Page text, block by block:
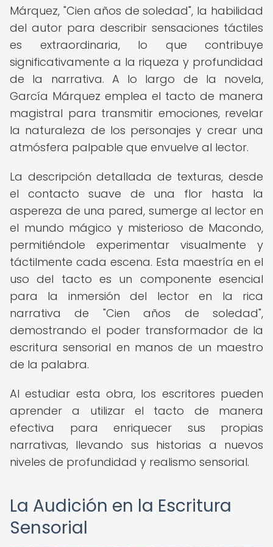
Márquez, "Cien años de soledad", la habilidad
del autor para describir sensaciones táctiles
es extraordinaria, lo que contribuye
significativamente a la riqueza y profundidad
de la narrativa. A lo largo de la novela,
García Márquez emplea el tacto de manera
magistral para transmitir emociones, revelar
la naturaleza de los personajes y crear una
atmósfera palpable que envuelve al lector.
La descripción detallada de texturas, desde
el contacto suave de una flor hasta la
aspereza de una pared, sumerge al lector en
el mundo mágico y misterioso de Macondo,
permitiéndole experimentar visualmente y
táctilmente cada escena. Esta maestría en el
uso del tacto es un componente esencial
para la inmersión del lector en la rica
narrativa de "Cien años de soledad",
demostrando el poder transformador de la
escritura sensorial en manos de un maestro
de la palabra.
Al estudiar esta obra, los escritores pueden
aprender a utilizar el tacto de manera
efectiva para enriquecer sus propias
narrativas, llevando sus historias a nuevos
niveles de profundidad y realismo sensorial.
La Audición en la Escritura
Sensorial